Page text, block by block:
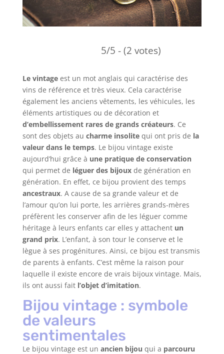
5/5 - (2 votes)
Le vintageest un mot anglais qui caractérise des
vins de référence et très vieux. Cela caractérise
également les anciens vêtements, les véhicules, les
éléments artistiques ou de décoration et
d’embellissement rares de grands créateurs. Ce
sont des objets au charme insolitequi ont pris de la
valeur dans le temps. Le bijou vintage existe
aujourd’hui grâce à une pratique de conservation
qui permet de léguer des bijouxde génération en
génération. En effet, ce bijou provient des temps
ancestraux. A cause de sa grande valeur et de
l’amour qu’on lui porte, les arrières grands-mères
préfèrent les conserver afin de les léguer comme
héritage à leurs enfants car elles y attachent un
grand prix. L’enfant, à son tour le conserve et le
lègue à ses progénitures. Ainsi, ce bijou est transmis
de parents à enfants. C’est même la raison pour
laquelle il existe encore de vrais bijoux vintage. Mais,
ils ont aussi fait l’objet d’imitation.
Bijou vintage : symbole
de valeurs
sentimentales
Le bijou vintage est un ancien bijou qui a parcouru